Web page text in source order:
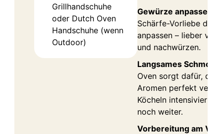
Grillhandschuhe
oder Dutch Oven
Handschuhe (wenn
Outdoor)
Gewürze anpassen:
Schärfe-Vorliebe die
anpassen – lieber
und nachwürzen.
Langsames
Oven sorgt dafür,
Aromen perfekt
Köcheln intensiviert
noch weiter.
Vorbereitung am